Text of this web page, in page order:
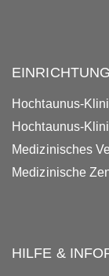
Hochtaunus-
Hochtaunus-
Medizinisches
Medizinische
HILFE &